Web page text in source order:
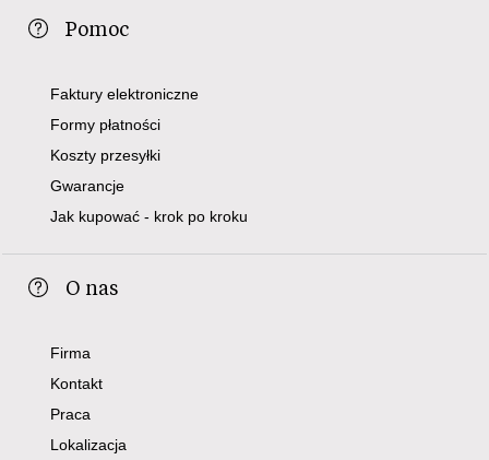
Pomoc
Faktury elektroniczne
Formy płatności
Koszty przesyłki
Gwarancje
Jak kupować - krok po kroku
O nas
Firma
Kontakt
Praca
Lokalizacja